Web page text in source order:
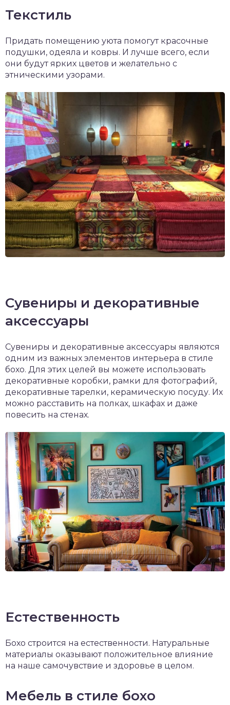
Текстиль
Придать помещению уюта помогут красочные
подушки, одеяла и ковры. И лучше всего, если
они будут ярких цветов и желательно с
этническими узорами.
Сувениры и декоративные
аксессуары
Сувениры и декоративные аксессуары являются
одним из важных элементов интерьера в стиле
бохо. Для этих целей вы можете использовать
декоративные коробки, рамки для фотографий,
декоративные тарелки, керамическую посуду. Их
можно расставить на полках, шкафах и даже
повесить на стенах.
Естественность
Бохо строится на естественности. Натуральные
материалы оказывают положительное влияние
на наше самочувствие и здоровье в целом.
Мебель в стиле бохо